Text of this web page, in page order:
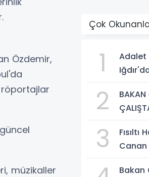
Özdemir,
müzikaller
Çok
1
Adalet
Sosyal
Mesajı
2
BAKAN
Yeni
3
Fısıltı
Canan
Abdul
Bakan